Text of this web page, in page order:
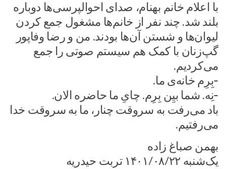
با اعلام خانم بهنام، صدای احوالپرسی‌ها دوباره
بلند شد. چند نفر از خانم‌ها مشغول جمع کردن
لیوان‌ها و شستن آن‌ها بودند. من و رضا وفاپور
گپ‌زنان با کمک هم سیستم صوتی را جمع
می‌کردیم.
-بِرِم خانه‌ی ما.
-نِه. شما بیِن بِرِم. چایِ ما حاضره الان.
باد می‌رفت به سروقت چنار، ما به سروقت خدا
می‌رفتیم.
بهمن صباغ زاده
یک‌شنبه ۱۴۰۱/۰۸/۲۲ تربت حیدریه